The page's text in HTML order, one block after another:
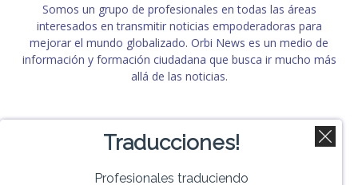
Somos un grupo de profesionales en todas las áreas
interesados en transmitir noticias empoderadoras para
mejorar el mundo globalizado. Orbi News es un medio de
información y formación ciudadana que busca ir mucho más
allá de las noticias.
SÍGUENOS
Traducciones!
Profesionales traduciendo